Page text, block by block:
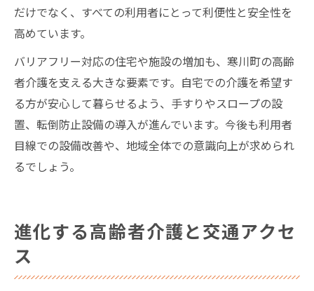
だけでなく、すべての利用者にとって利便性と安全性を
高めています。
バリアフリー対応の住宅や施設の増加も、寒川町の高齢
者介護を支える大きな要素です。自宅での介護を希望す
る方が安心して暮らせるよう、手すりやスロープの設
置、転倒防止設備の導入が進んでいます。今後も利用者
目線での設備改善や、地域全体での意識向上が求められ
るでしょう。
進化する高齢者介護と交通アクセ
ス